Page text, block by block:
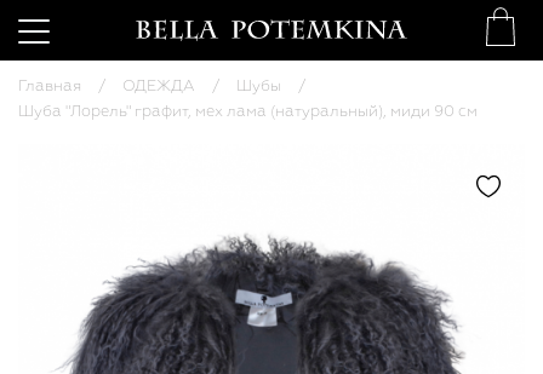
Главная ОДЕЖДА
Шубы
Шуба "Лорель" графит, мех лама (натуральный), миди 90 см